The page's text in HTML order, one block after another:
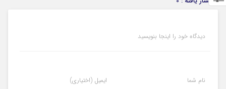
دیدگاه خود را اینجا بنویسید
نام شما ایمیل (اختیاری)